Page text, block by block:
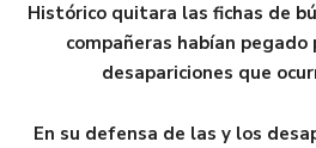
Histórico quitara las fichas de
compañeras habían
desapariciones que
En su defensa de las y los